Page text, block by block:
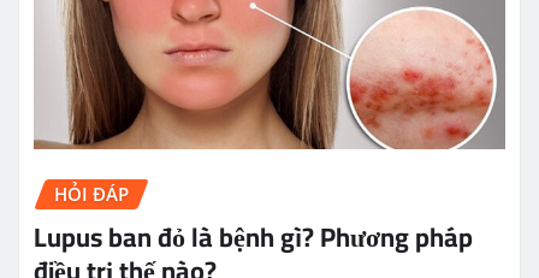
HỎI ĐÁP
Lupus ban đỏ là bệnh gì? Phương pháp